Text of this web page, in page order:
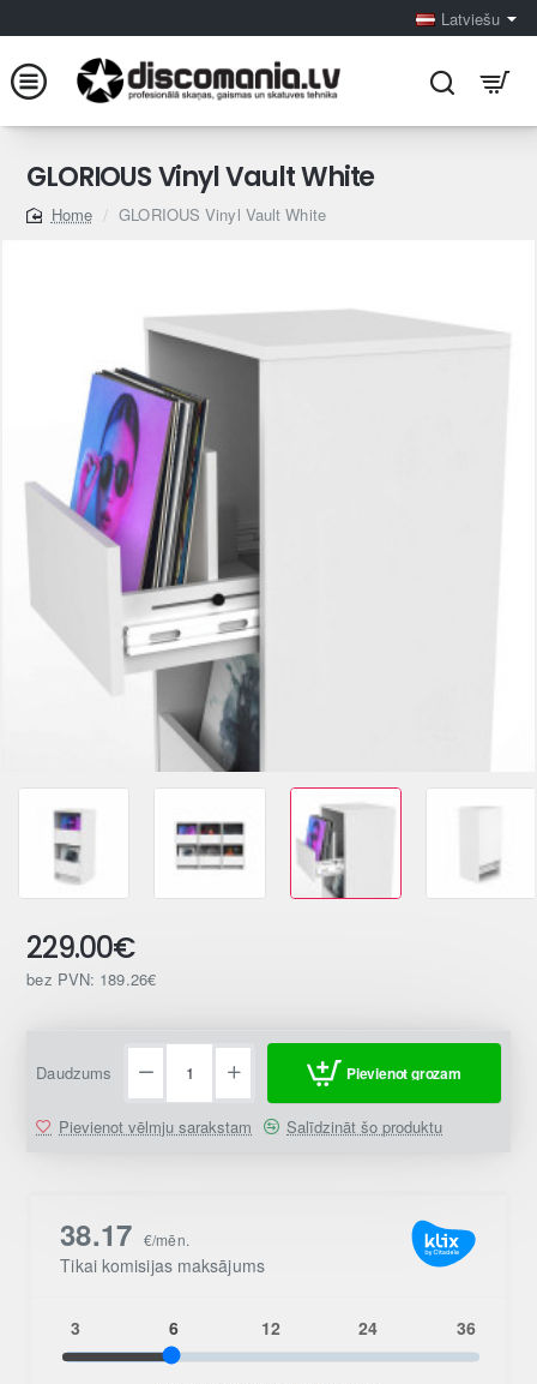
Latviešu
GLORIOUS Vinyl Vault White
home
GLORIOUS Vinyl Vault White
229.00€
bez PVN: 189.26€
Daudzums Pievienot grozam
Pievienot vēlmju sarakstam Salīdzināt šo produktu